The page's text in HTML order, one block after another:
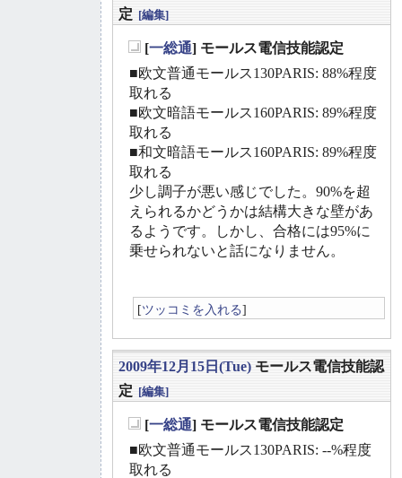
定 [編集]
[一総通] モールス電信技能認定
■欧文普通モールス130PARIS: 88%程度
取れる
■欧文暗語モールス160PARIS: 89%程度
取れる
■和文暗語モールス160PARIS: 89%程度
取れる
少し調子が悪い感じでした。90%を超
えられるかどうかは結構大きな壁があ
るようです。しかし、合格には95%に
乗せられないと話になりません。
[ツッコミを入れる]
2009年12月15日(Tue) モールス電信技能認
定 [編集]
[一総通] モールス電信技能認定
■欧文普通モールス130PARIS: --%程度
取れる